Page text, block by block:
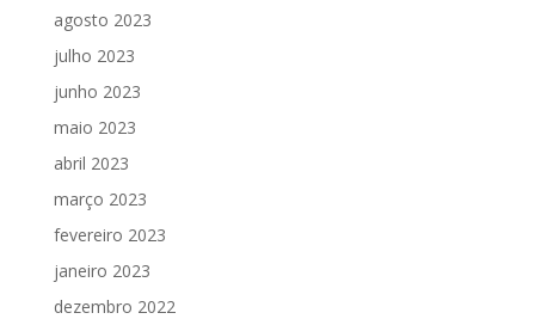
agosto 2023
julho 2023
junho 2023
maio 2023
abril 2023
março 2023
fevereiro 2023
janeiro 2023
dezembro 2022